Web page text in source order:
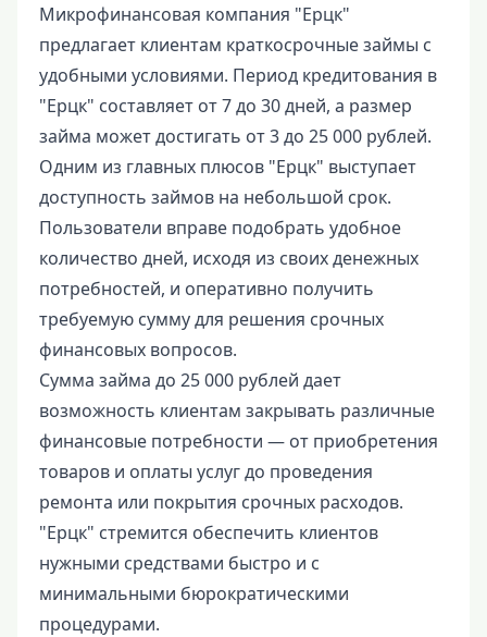
Микрофинансовая компания "Ерцк"
предлагает клиентам краткосрочные займы с
удобными условиями. Период кредитования в
"Ерцк" составляет от 7 до 30 дней, а размер
займа может достигать от 3 до 25 000 рублей.
Одним из главных плюсов "Ерцк" выступает
доступность займов на небольшой срок.
Пользователи вправе подобрать удобное
количество дней, исходя из своих денежных
потребностей, и оперативно получить
требуемую сумму для решения срочных
финансовых вопросов.
Сумма займа до 25 000 рублей дает
возможность клиентам закрывать различные
финансовые потребности — от приобретения
товаров и оплаты услуг до проведения
ремонта или покрытия срочных расходов.
"Ерцк" стремится обеспечить клиентов
нужными средствами быстро и с
минимальными бюрократическими
процедурами.